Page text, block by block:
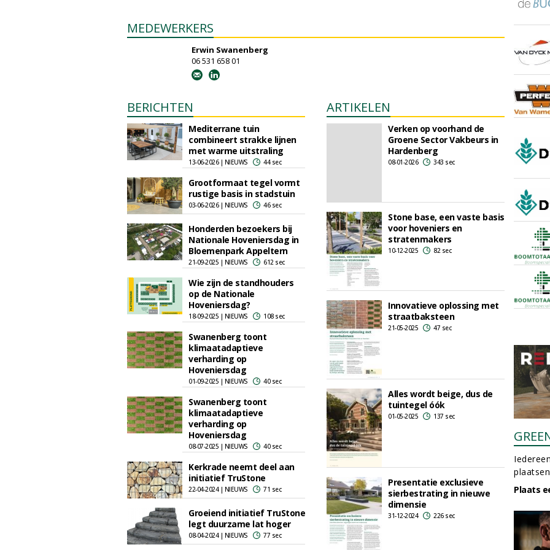
MEDEWERKERS
Erwin Swanenberg
06 531 658 01
BERICHTEN
Mediterrane tuin
combineert strakke lijnen
met warme uitstraling
13-06-2026 | NIEUWS 44 sec
Grootformaat tegel vormt
rustige basis in stadstuin
03-06-2026 | NIEUWS 46 sec
Honderden bezoekers bij
Nationale Hoveniersdag in
Bloemenpark Appeltern
21-09-2025 | NIEUWS 612 sec
Wie zijn de standhouders
op de Nationale
Hoveniersdag?
18-09-2025 | NIEUWS 108 sec
Swanenberg toont
klimaatadaptieve
verharding op
Hoveniersdag
01-09-2025 | NIEUWS 40 sec
Swanenberg toont
klimaatadaptieve
verharding op
Hoveniersdag
08-07-2025 | NIEUWS 40 sec
Kerkrade neemt deel aan
initiatief TruStone
22-04-2024 | NIEUWS 71 sec
Groeiend initiatief TruStone
legt duurzame lat hoger
08-04-2024 | NIEUWS 77 sec
ARTIKELEN
Verken op voorhand de
Groene Sector Vakbeurs in
Hardenberg
08-01-2026 343 sec
Stone base, een vaste basis
voor hoveniers en
stratenmakers
10-12-2025 82 sec
Innovatieve oplossing met
straatbaksteen
21-05-2025 47 sec
Alles wordt beige, dus de
tuintegel óók
01-05-2025 137 sec
Presentatie exclusieve
sierbestrating in nieuwe
dimensie
31-12-2024 226 sec
Plaats